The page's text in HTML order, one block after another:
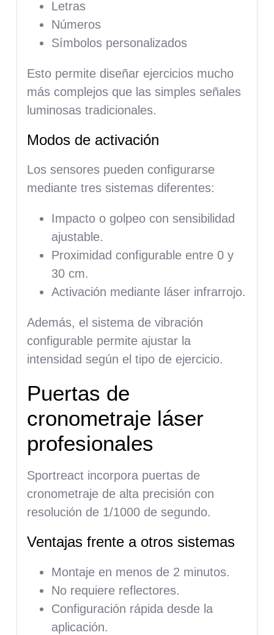
Letras
Números
Símbolos personalizados
Esto permite diseñar ejercicios mucho
más complejos que las simples señales
luminosas tradicionales.
Modos de activación
Los sensores pueden configurarse
mediante tres sistemas diferentes:
Impacto o golpeo con sensibilidad
ajustable.
Proximidad configurable entre 0 y
30 cm.
Activación mediante láser infrarrojo.
Además, el sistema de vibración
configurable permite ajustar la
intensidad según el tipo de ejercicio.
Puertas de
cronometraje láser
profesionales
Sportreact incorpora puertas de
cronometraje de alta precisión con
resolución de 1/1000 de segundo.
Ventajas frente a otros sistemas
Montaje en menos de 2 minutos.
No requiere reflectores.
Configuración rápida desde la
aplicación.